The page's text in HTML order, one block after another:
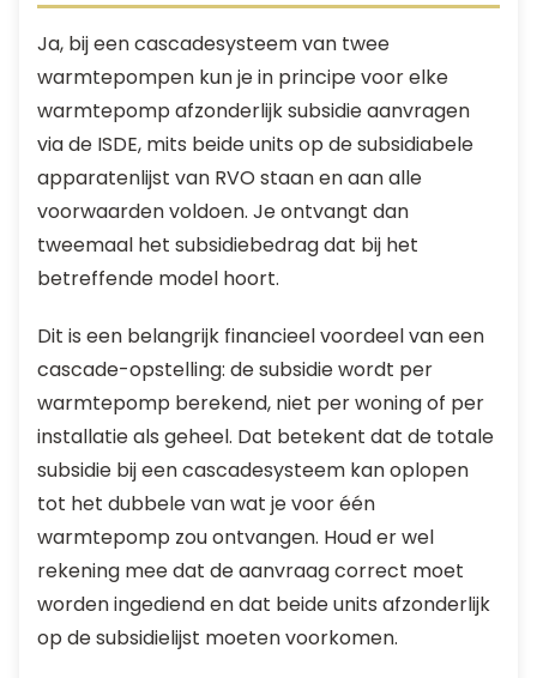
Ja, bij een cascadesysteem van twee
warmtepompen kun je in principe voor elke
warmtepomp afzonderlijk subsidie aanvragen
via de ISDE, mits beide units op de subsidiabele
apparatenlijst van RVO staan en aan alle
voorwaarden voldoen. Je ontvangt dan
tweemaal het subsidiebedrag dat bij het
betreffende model hoort.
Dit is een belangrijk financieel voordeel van een
cascade-opstelling: de subsidie wordt per
warmtepomp berekend, niet per woning of per
installatie als geheel. Dat betekent dat de totale
subsidie bij een cascadesysteem kan oplopen
tot het dubbele van wat je voor één
warmtepomp zou ontvangen. Houd er wel
rekening mee dat de aanvraag correct moet
worden ingediend en dat beide units afzonderlijk
op de subsidielijst moeten voorkomen.